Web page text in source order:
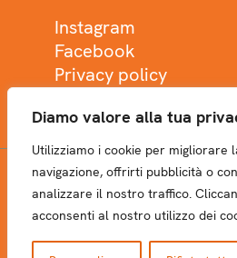
Diamo valore alla tua
Utilizziamo i cookie per migliorare
navigazione, offrirti pubblicità o
analizzare il nostro traffico.
acconsenti al nostro utilizzo dei
Instagram
Facebook
Privacy policy
NEWSLETTER